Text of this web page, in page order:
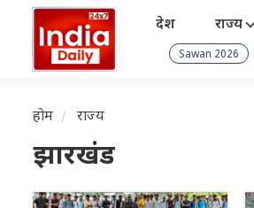
देश राज्य
Sawan 2026
होम राज्य
झारखंड